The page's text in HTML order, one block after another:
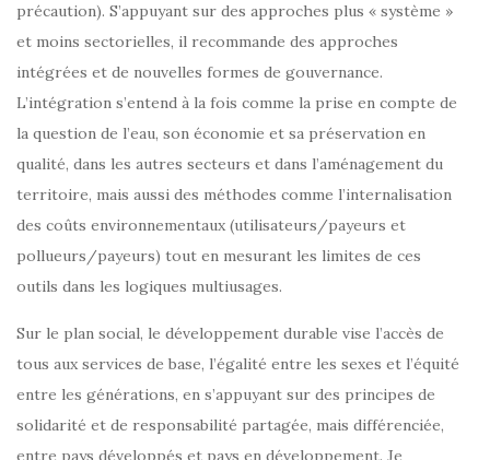
précaution). S’appuyant sur des approches plus « système »
et moins sectorielles, il recommande des approches
intégrées et de nouvelles formes de gouvernance.
L’intégration s’entend à la fois comme la prise en compte de
la question de l’eau, son économie et sa préservation en
qualité, dans les autres secteurs et dans l’aménagement du
territoire, mais aussi des méthodes comme l’internalisation
des coûts environnementaux (utilisateurs/payeurs et
pollueurs/payeurs) tout en mesurant les limites de ces
outils dans les logiques multiusages.
Sur le plan social, le développement durable vise l’accès de
tous aux services de base, l’égalité entre les sexes et l’équité
entre les générations, en s’appuyant sur des principes de
solidarité et de responsabilité partagée, mais différenciée,